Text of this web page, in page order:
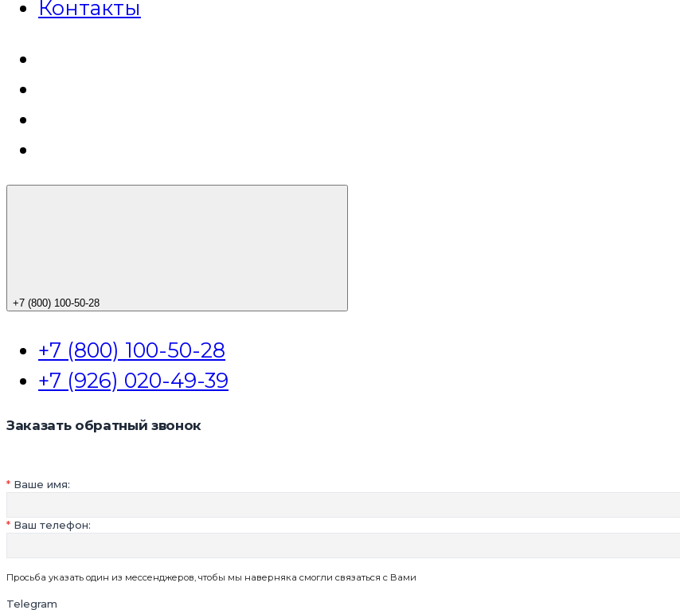
Контакты
+7 (800) 100-50-28
+7 (800) 100-50-28
+7 (926) 020-49-39
Заказать обратный звонок
Ваше имя:
Ваш телефон:
Просьба указать один из мессенджеров, чтобы мы наверняка смогли связаться с Вами
Telegram